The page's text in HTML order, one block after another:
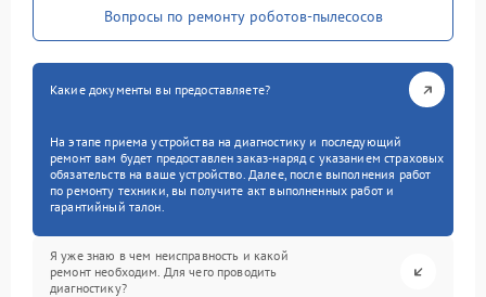
Вопросы по ремонту роботов-пылесосов
Какие документы вы предоставляете?
На этапе приема устройства на диагностику и последующий
ремонт вам будет предоставлен заказ-наряд с указанием страховых
обязательств на ваше устройство. Далее, после выполнения работ
по ремонту техники, вы получите акт выполненных работ и
гарантийный талон.
Я уже знаю в чем неисправность и какой
ремонт необходим. Для чего проводить
диагностику?